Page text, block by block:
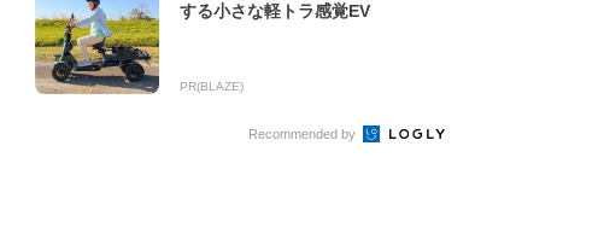
する小さな軽トラ感覚EV
PR(BLAZE)
Recommended by